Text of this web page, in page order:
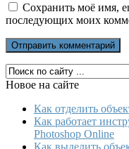
Сохранить моё имя,
последующих моих
Новое на сайте
Как отделить
Как работает
Photoshop Online
Как выделить